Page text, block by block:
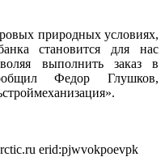
природных условиях,
становится для нас
выполнить заказ в
Федор Глушков,
erid:pjwvokpoevpk